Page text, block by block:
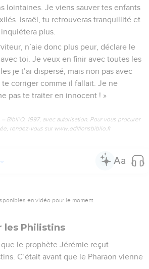
lointaines. Je viens sauver tes enfants
Israël, tu retrouveras tranquillité et
plus.
n’aie donc plus peur, déclare le
toi. Je veux en finir avec toutes les
je t’ai dispersé, mais non pas avec
te corriger comme il fallait. Je ne
pas te traiter en innocent ! »
Bibli’O, 1997, avec autorisation. Pour vous procurer
rendez-vous sur www.editionsbiblio.fr
en vidéo pour le moment.
les Philistins
le prophète Jérémie reçut
C’était avant que le Pharaon vienne